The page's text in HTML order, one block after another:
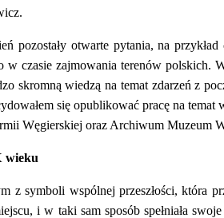
pozostały otwarte pytania, na
czasie zajmowania terenów polskich.
skromną wiedzą na temat zdarzeń z
się opublikować pracę na
Węgierskiej oraz Archiwum Muzeum
wieku
z symboli wspólnej przeszłości, która
i w taki sam sposób spełniała